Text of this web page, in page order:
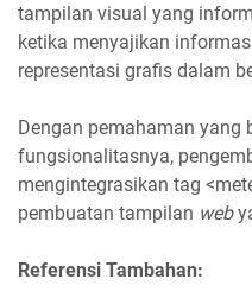
tampilan visual yang
ketika menyajikan
representasi grafis dalam
Dengan pemahaman yang
fungsionalitasnya,
mengintegrasikan tag
pembuatan tampilan web
Referensi Tambahan: